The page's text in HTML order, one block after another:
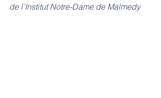
de l’Institut Notre-Dame de Malmedy